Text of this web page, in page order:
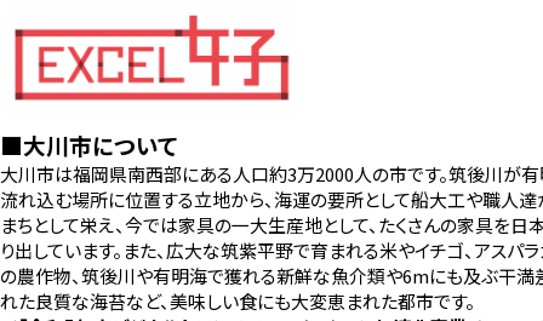
■大川市について
大川市は福岡県南西部にある人口約3万2000人の市です。筑後川が
流れ込む場所に位置する立地から、海運の要所として船大工や職人達
まちとして栄え、今では家具の一大生産地として、たくさんの家具を日
り出しています。また、広大な筑紫平野で育まれる米やイチゴ、アスパ
の農作物、筑後川や有明海で獲れる新鮮な魚介類や6mにも及ぶ干満
れた良質な海苔など、美味しい食にも大変恵まれた都市です。